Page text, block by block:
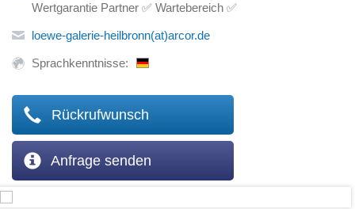
Wertgarantie Partner ✅ Wartebereich ✅
loewe-galerie-heilbronn(at)arcor.de
Sprachkenntnisse:
Rückrufwunsch
Anfrage senden